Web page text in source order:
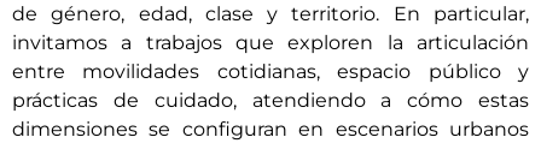
de género, edad, clase y territorio. En particular,
invitamos a trabajos que exploren la articulación
entre movilidades cotidianas, espacio público y
prácticas de cuidado, atendiendo a cómo estas
dimensiones se configuran en escenarios urbanos